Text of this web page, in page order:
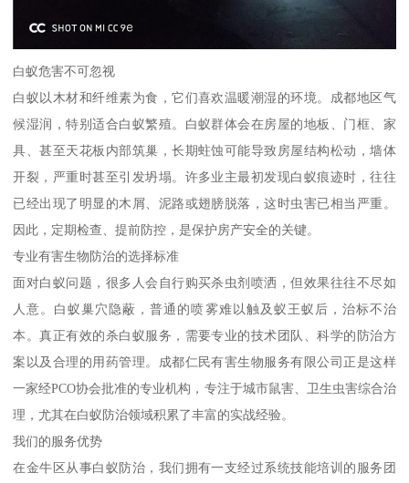
白蚁危害不可忽视
白蚁以木材和纤维素为食，它们喜欢温暖潮湿的环境。成都地区气
候湿润，特别适合白蚁繁殖。白蚁群体会在房屋的地板、门框、家
具、甚至天花板内部筑巢，长期蛀蚀可能导致房屋结构松动，墙体
开裂，严重时甚至引发坍塌。许多业主最初发现白蚁痕迹时，往往
已经出现了明显的木屑、泥路或翅膀脱落，这时虫害已相当严重。
因此，定期检查、提前防控，是保护房产安全的关键。
专业有害生物防治的选择标准
面对白蚁问题，很多人会自行购买杀虫剂喷洒，但效果往往不尽如
人意。白蚁巢穴隐蔽，普通的喷雾难以触及蚁王蚁后，治标不治
本。真正有效的杀白蚁服务，需要专业的技术团队、科学的防治方
案以及合理的用药管理。成都仁民有害生物服务有限公司正是这样
一家经PCO协会批准的专业机构，专注于城市鼠害、卫生虫害综合治
理，尤其在白蚁防治领域积累了丰富的实战经验。
我们的服务优势
在金牛区从事白蚁防治，我们拥有一支经过系统技能培训的服务团